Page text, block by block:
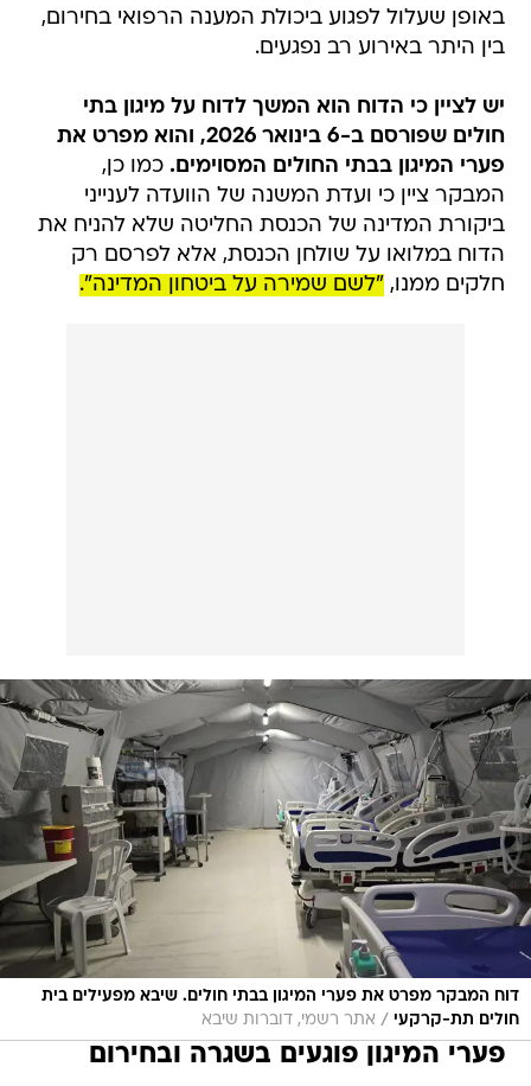
באופן שעלול לפגוע ביכולת המענה הרפואי בחירום,
בין היתר באירוע רב נפגעים.
יש לציין כי הדוח הוא המשך לדוח על מיגון בתי
חולים שפורסם ב-6 בינואר 2026, והוא מפרט את
פערי המיגון בבתי החולים המסוימים. כמו כן,
המבקר ציין כי ועדת המשנה של הוועדה לענייני
ביקורת המדינה של הכנסת החליטה שלא להניח את
הדוח במלואו על שולחן הכנסת, אלא לפרסם רק
חלקים ממנו, "לשם שמירה על ביטחון המדינה".
דוח המבקר מפרט את פערי המיגון בבתי חולים. שיבא מפעילים בית
חולים תת-קרקעי / אתר רשמי, דוברות שיבא
פערי המיגון פוגעים בשגרה ובחירום